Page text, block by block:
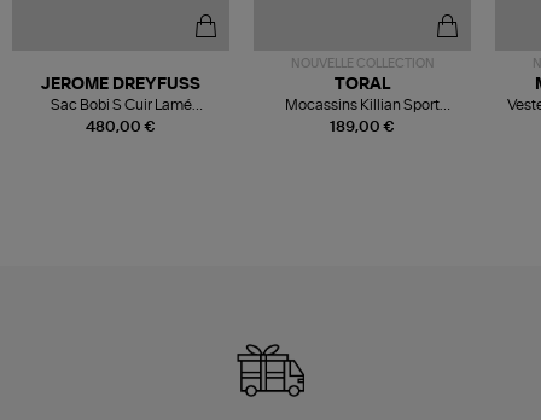
480,00 €
JEROME DREYFUSS
Sac Bobi S Cuir Lamé
Champagne
NOUVELLE COLLECTION
189,00 €
TORAL
Mocassins Killian Sport
Mousse